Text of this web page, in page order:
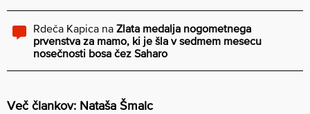
Rdeča Kapica na Zlata medalja nogometnega
prvenstva za mamo, ki je šla v sedmem mesecu
nosečnosti bosa čez Saharo
Več člankov: Nataša Šmalc